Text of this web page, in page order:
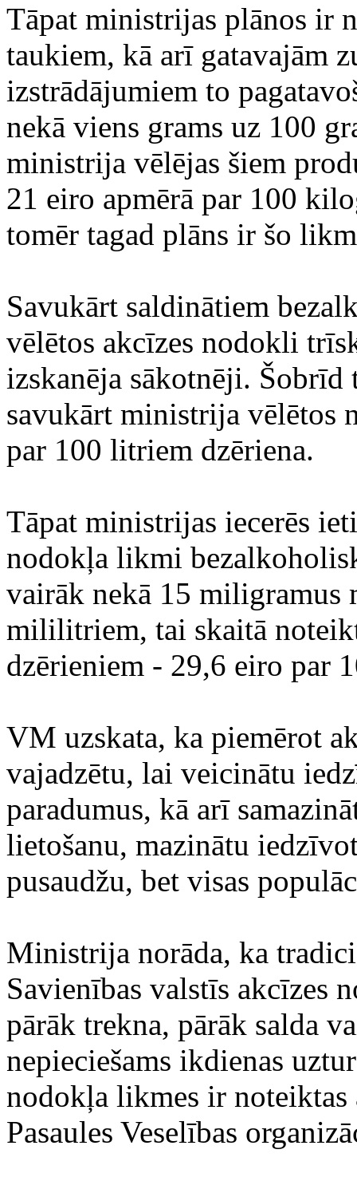
Tāpat ministrijas plānos ir
taukiem, kā arī gatavajām
izstrādājumiem to
nekā viens grams uz 100
ministrija vēlējas šiem
21 eiro apmērā par 100
tomēr tagad plāns ir šo
Savukārt saldinātiem
vēlētos akcīzes nodokli
izskanēja sākotnēji.
savukārt ministrija vēlētos
par 100 litriem dzēriena.
Tāpat ministrijas iecerēs
nodokļa likmi
vairāk nekā 15 miligramus
mililitriem, tai skaitā
dzērieniem - 29,6 eiro par
VM uzskata, ka piemērot
vajadzētu, lai veicinātu
paradumus, kā arī
lietošanu, mazinātu
pusaudžu, bet visas
Ministrija norāda, ka
Savienības valstīs akcīzes
pārāk trekna, pārāk salda
nepieciešams ikdienas
nodokļa likmes ir
Pasaules Veselības